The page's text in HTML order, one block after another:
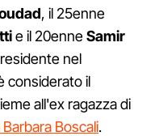
, il 25enne
e il 20enneSamir
nel
considerato il
all'ex ragazza di
Boscali.